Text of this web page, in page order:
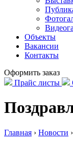
Объекты
Вакансии
Контакты
Оформить заказ
Прайс листы
Главная › Новости ›